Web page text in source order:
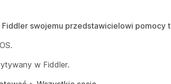
swojemu przedstawicielowi pomocy
w Fiddler.